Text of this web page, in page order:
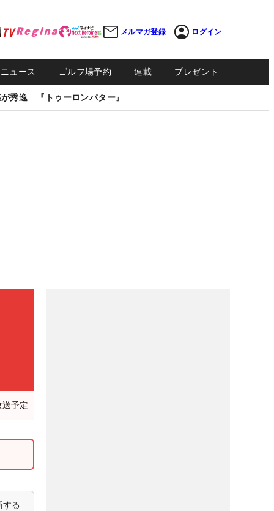
メルマガ登録 ログイン
ュース ゴルフ場予約 連載 プレゼント
秀逸 『トゥーロンパター』
予定
する